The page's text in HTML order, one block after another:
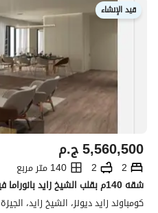
قيد الإنشاء
ج.م5,560,500
2
2
140 متر مربع
كومباوند زايد ديونز، الشيخ زايد، الجيزة